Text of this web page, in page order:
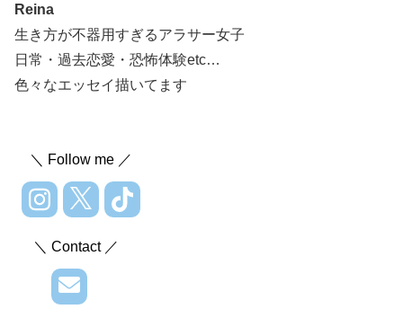
Reina
生き方が不器用すぎるアラサー女子
日常・過去恋愛・恐怖体験etc…
色々なエッセイ描いてます
＼ Follow me ／
＼ Contact ／